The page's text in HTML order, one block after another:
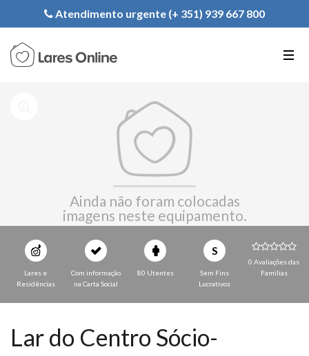
Registe a sua Instituição
Atendimento urgente (+ 351) 939 667 800
Ainda não foram colocadas
imagens neste equipamento.
Lares e
Residências
Com informação
na Carta Social
80 Utentes
S
Sem Fins
Lucrativos
0 Avaliações das
Familias
Lar do Centro Sócio-